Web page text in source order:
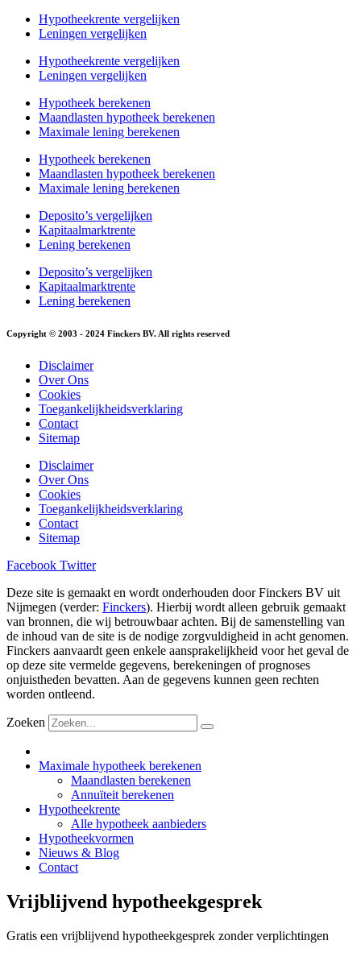
Hypotheekrente vergelijken
Leningen vergelijken
Hypotheekrente vergelijken
Leningen vergelijken
Hypotheek berekenen
Maandlasten hypotheek berekenen
Maximale lening berekenen
Hypotheek berekenen
Maandlasten hypotheek berekenen
Maximale lening berekenen
Deposito’s vergelijken
Kapitaalmarktrente
Lening berekenen
Deposito’s vergelijken
Kapitaalmarktrente
Lening berekenen
Copyright © 2003 - 2024 Finckers BV. All rights reserved
Disclaimer
Over Ons
Cookies
Toegankelijkheidsverklaring
Contact
Sitemap
Disclaimer
Over Ons
Cookies
Toegankelijkheidsverklaring
Contact
Sitemap
Facebook Twitter
Deze site is gemaakt en wordt onderhouden door Finckers BV uit
Nijmegen (verder: Finckers). Hierbij wordt alleen gebruik gemaakt
van bronnen, die wij betrouwbaar achten. Bij de samenstelling van
de inhoud van de site is de nodige zorgvuldigheid in acht genomen.
Finckers aanvaardt geen enkele aansprakelijkheid voor het geval de
op deze site vermelde gegevens, berekeningen of prognoses
onjuistheden bevatten. Aan de gegevens kunnen geen rechten
worden ontleend.
Zoeken
Maximale hypotheek berekenen
Maandlasten berekenen
Annuïteit berekenen
Hypotheekrente
Alle hypotheek aanbieders
Hypotheekvormen
Nieuws & Blog
Contact
Vrijblijvend hypotheekgesprek
Gratis een vrijblijvend hypotheekgesprek zonder verplichtingen